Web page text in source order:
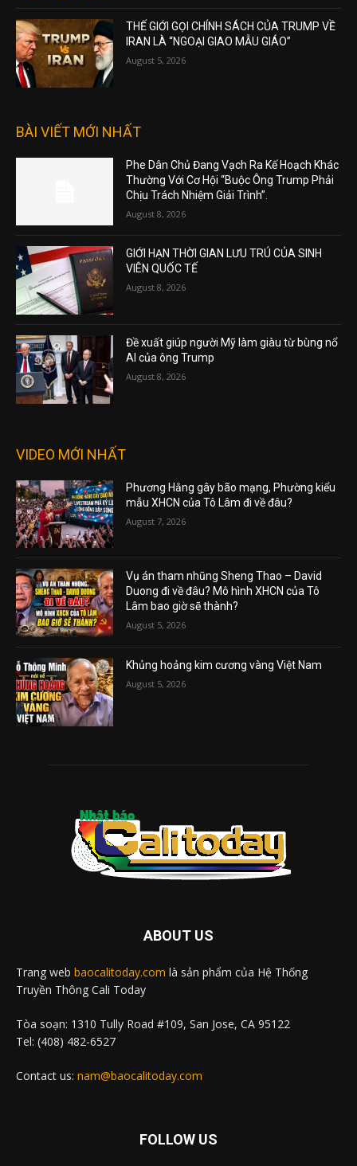
THẾ GIỚI GỌI CHÍNH SÁCH CỦA TRUMP VỀ
IRAN LÀ “NGOẠI GIAO MẪU GIÁO”
August 5, 2026
BÀI VIẾT MỚI NHẤT
Phe Dân Chủ Đang Vạch Ra Kế Hoạch Khác
Thường Với Cơ Hội “Buộc Ông Trump Phải
Chịu Trách Nhiệm Giải Trình”.
August 8, 2026
GIỚI HẠN THỜI GIAN LƯU TRÚ CỦA SINH
VIÊN QUỐC TẾ
August 8, 2026
Đề xuất giúp người Mỹ làm giàu từ bùng nổ
AI của ông Trump
August 8, 2026
VIDEO MỚI NHẤT
Phương Hằng gây bão mạng, Phường kiểu
mẫu XHCN của Tô Lâm đi về đâu?
August 7, 2026
Vụ án tham nhũng Sheng Thao – David
Duong đi về đâu? Mô hình XHCN của Tô
Lâm bao giờ sẽ thành?
August 5, 2026
Khủng hoảng kim cương vàng Việt Nam
August 5, 2026
ABOUT US
Trang web baocalitoday.com là sản phẩm của Hệ Thống
Truyền Thông Cali Today
Tòa soạn: 1310 Tully Road #109, San Jose, CA 95122
Tel: (408) 482-6527
Contact us: nam@baocalitoday.com
FOLLOW US